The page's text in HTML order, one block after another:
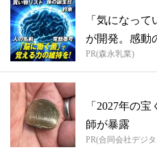
「気になっ
が開発。感動
PR(森永乳業)
「2027年の
師が暴露
PR(合同会社デジ